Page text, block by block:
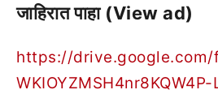
जाहिरात पाहा (View ad)
https://